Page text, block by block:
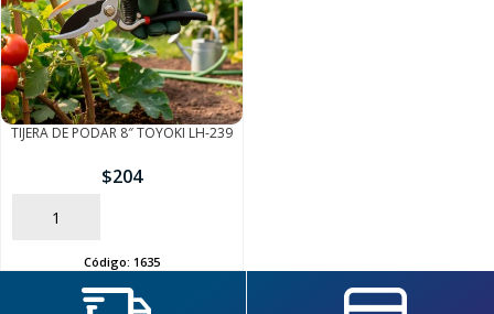
TIJERA DE PODAR 8″ TOYOKI LH-239
$204
AÑADIR
Código: 1635
FINALIZÁ TU COMPRA